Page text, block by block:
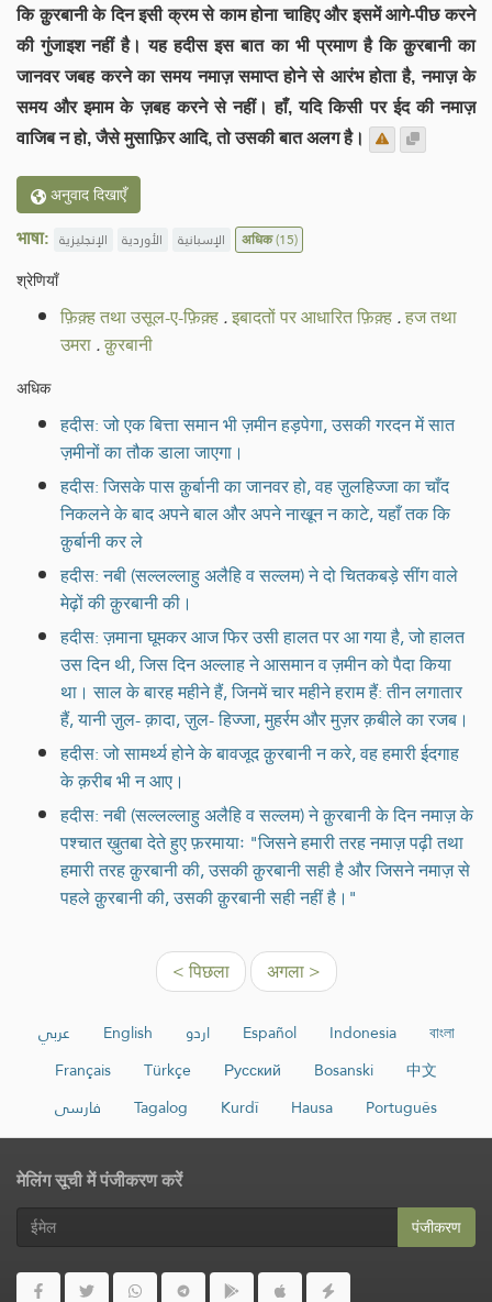
कि क़ुरबानी के दिन इसी क्रम से काम होना चाहिए और इसमें आगे-पीछ करने
की गुंजाइश नहीं है। यह हदीस इस बात का भी प्रमाण है कि क़ुरबानी का
जानवर जबह करने का समय नमाज़ समाप्त होने से आरंभ होता है, नमाज़ के
समय और इमाम के ज़बह करने से नहीं। हाँ, यदि किसी पर ईद की नमाज़
वाजिब न हो, जैसे मुसाफ़िर आदि, तो उसकी बात अलग है।
अनुवाद दिखाएँ
भाषा: الإنجليزية الأوردية الإسبانية अधिक(15)
श्रेणियाँ
फ़िक़्ह तथा उसूल-ए-फ़िक़्ह.इबादतों पर आधारित फ़िक़्ह.हज तथा
उमरा.क़ुरबानी
अधिक
हदीस: जो एक बित्ता समान भी ज़मीन हड़पेगा, उसकी गरदन में सात
ज़मीनों का तौक डाला जाएगा।
हदीस: जिसके पास क़ुर्बानी का जानवर हो, वह ज़ुलहिज्जा का चाँद
निकलने के बाद अपने बाल और अपने नाखून न काटे, यहाँ तक कि
क़ुर्बानी कर ले
हदीस: नबी (सल्लल्लाहु अलैहि व सल्लम) ने दो चितकबड़े सींग वाले
मेढ़ों की क़ुरबानी की।
हदीस: ज़माना घूमकर आज फिर उसी हालत पर आ गया है, जो हालत
उस दिन थी, जिस दिन अल्लाह ने आसमान व ज़मीन को पैदा किया
था। साल के बारह महीने हैं, जिनमें चार महीने हराम हैं: तीन लगातार
हैं, यानी ज़ुल- क़ादा, ज़ुल- हिज्जा, मुहर्रम और मुज़र क़बीले का रजब।
हदीस: जो सामर्थ्य होने के बावजूद क़ुरबानी न करे, वह हमारी ईदगाह
के क़रीब भी न आए।
हदीस: नबी (सल्लल्लाहु अलैहि व सल्लम) ने क़ुरबानी के दिन नमाज़ के
पश्चात ख़ुतबा देते हुए फ़रमायाः "जिसने हमारी तरह नमाज़ पढ़ी तथा
हमारी तरह क़ुरबानी की, उसकी क़ुरबानी सही है और जिसने नमाज़ से
पहले क़ुरबानी की, उसकी क़ुरबानी सही नहीं है।"
< पिछला अगला >
عربي English اردو Español Indonesia
বাংলা
Français
Türkçe Русский Bosanski
中文
فارسی
Tagalog Kurdî Hausa Português
मेलिंग सूची में पंजीकरण करें
पंजीकरण